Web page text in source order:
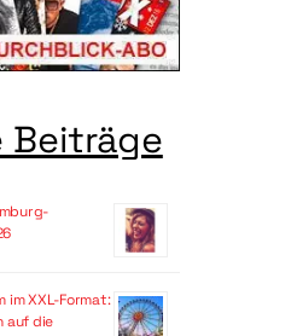
Beiträge
im XXL-Format:
auf die